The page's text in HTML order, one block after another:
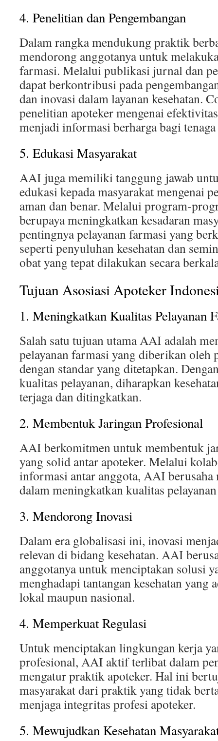
4. Penelitian dan Pengembangan
Dalam rangka mendukung praktik
mendorong anggotanya untuk
farmasi. Melalui publikasi jurnal dan
dapat berkontribusi pada
dan inovasi dalam layanan kesehatan.
penelitian apoteker mengenai
menjadi informasi berharga bagi
5. Edukasi Masyarakat
AAI juga memiliki tanggung jawab
edukasi kepada masyarakat mengenai
aman dan benar. Melalui program-
berupaya meningkatkan kesadaran
pentingnya pelayanan farmasi yang
seperti penyuluhan kesehatan dan
obat yang tepat dilakukan secara
Tujuan Asosiasi Apoteker
1. Meningkatkan Kualitas Pelayanan
Salah satu tujuan utama AAI adalah
pelayanan farmasi yang diberikan oleh
dengan standar yang ditetapkan.
kualitas pelayanan, diharapkan
terjaga dan ditingkatkan.
2. Membentuk Jaringan Profesional
AAI berkomitmen untuk membentuk
yang solid antar apoteker. Melalui
informasi antar anggota, AAI
dalam meningkatkan kualitas
3. Mendorong Inovasi
Dalam era globalisasi ini, inovasi
relevan di bidang kesehatan. AAI
anggotanya untuk menciptakan solusi
menghadapi tantangan kesehatan yang
lokal maupun nasional.
4. Memperkuat Regulasi
Untuk menciptakan lingkungan kerja
profesional, AAI aktif terlibat dalam
mengatur praktik apoteker. Hal ini
masyarakat dari praktik yang tidak
menjaga integritas profesi apoteker.
5. Mewujudkan Kesehatan